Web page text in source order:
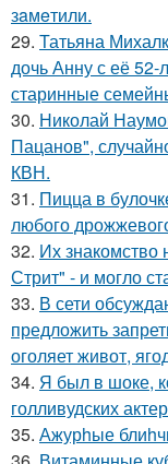
зaмeтили.
29. Татьяна
дочь Анну с её 52-
старинные
30. Николай
Пацанов",
КВН.
31. Пицца в
любого
32. Их знакомство
Стрит" - и могло
33. В сети
предложить
оголяет живот,
34. Я был в шоке,
голливудских
35. Ажурhые